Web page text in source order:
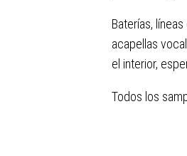
Baterías,
acapellas
el interior,
Todos los